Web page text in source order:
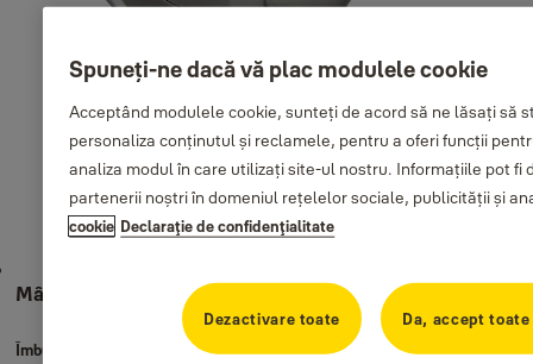
Mâner zinc Yale Eagle
Îmbunătățește-ți locuința cu mânerele din zinc Yale - construite cu stil și
Spuneți-ne dacă vă plac modulele cookie
Acceptând modulele cookie, sunteți de acord să ne lăsați să
personaliza conținutul și reclamele, pentru a oferi funcții
analiza modul în care utilizați site-ul nostru. Informațiile pot fi
partenerii noștri în domeniul rețelelor sociale, publicității și
cookie Declaraţie de confidenţialitate
Dezactivare toate Da, accept